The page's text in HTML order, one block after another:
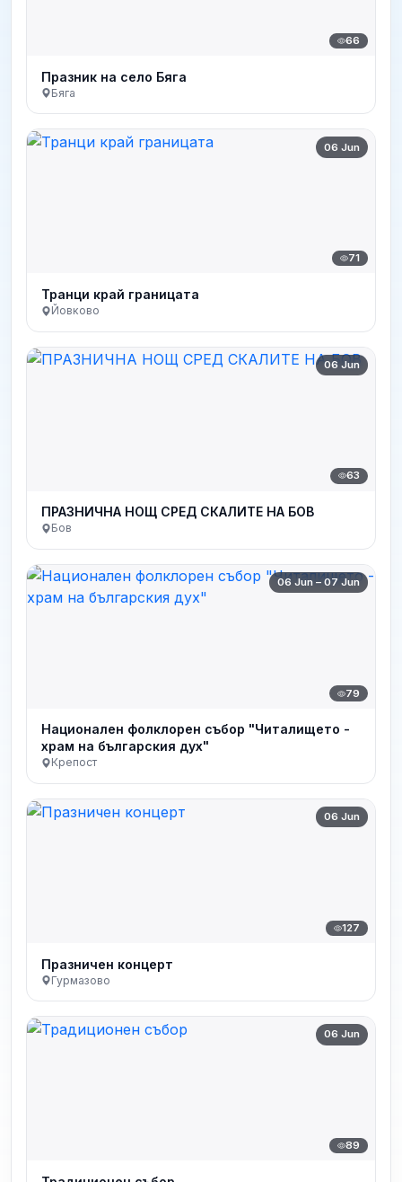
66
Празник на село Бяга
Бяга
06 Jun
71
Транци край границата
Йовково
06 Jun
63
ПРАЗНИЧНА НОЩ СРЕД СКАЛИТЕ НА БОВ
Бов
06 Jun – 07 Jun
79
Национален фолклорен събор "Читалището -
храм на българския дух"
Крепост
06 Jun
127
Празничен концерт
Гурмазово
06 Jun
89